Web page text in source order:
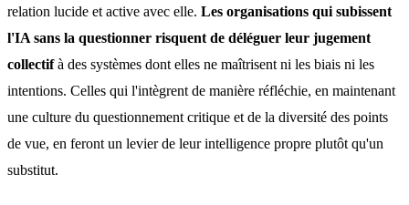
relation lucide et active avec elle. Les organisations qui subissent
l'IA sans la questionner risquent de déléguer leur jugement
collectifà des systèmes dont elles ne maîtrisent ni les biais ni les
intentions. Celles qui l'intègrent de manière réfléchie, en maintenant
une culture du questionnement critique et de la diversité des points
de vue, en feront un levier de leur intelligence propre plutôt qu'un
substitut.